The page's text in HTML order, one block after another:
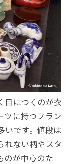
目につくのが衣
ツに持つフラン
いです。値段は
れない柄やスタ
のが中心のた